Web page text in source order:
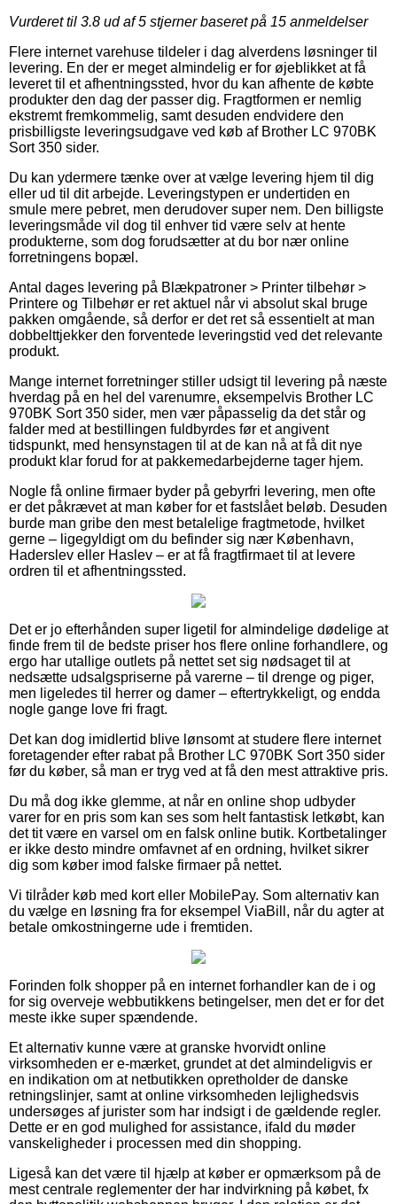
Vurderet til 3.8 ud af 5 stjerner baseret på 15 anmeldelser
Flere internet varehuse tildeler i dag alverdens løsninger til
levering. En der er meget almindelig er for øjeblikket at få
leveret til et afhentningssted, hvor du kan afhente de købte
produkter den dag der passer dig. Fragtformen er nemlig
ekstremt fremkommelig, samt desuden endvidere den
prisbilligste leveringsudgave ved køb af Brother LC 970BK
Sort 350 sider.
Du kan ydermere tænke over at vælge levering hjem til dig
eller ud til dit arbejde. Leveringstypen er undertiden en
smule mere pebret, men derudover super nem. Den billigste
leveringsmåde vil dog til enhver tid være selv at hente
produkterne, som dog forudsætter at du bor nær online
forretningens bopæl.
Antal dages levering på Blækpatroner > Printer tilbehør >
Printere og Tilbehør er ret aktuel når vi absolut skal bruge
pakken omgående, så derfor er det ret så essentielt at man
dobbelttjekker den forventede leveringstid ved det relevante
produkt.
Mange internet forretninger stiller udsigt til levering på næste
hverdag på en hel del varenumre, eksempelvis Brother LC
970BK Sort 350 sider, men vær påpasselig da det står og
falder med at bestillingen fuldbyrdes før et angivent
tidspunkt, med hensynstagen til at de kan nå at få dit nye
produkt klar forud for at pakkemedarbejderne tager hjem.
Nogle få online firmaer byder på gebyrfri levering, men ofte
er det påkrævet at man køber for et fastslået beløb. Desuden
burde man gribe den mest betalelige fragtmetode, hvilket
gerne – ligegyldigt om du befinder sig nær København,
Haderslev eller Haslev – er at få fragtfirmaet til at levere
ordren til et afhentningssted.
Det er jo efterhånden super ligetil for almindelige dødelige at
finde frem til de bedste priser hos flere online forhandlere, og
ergo har utallige outlets på nettet set sig nødsaget til at
nedsætte udsalgspriserne på varerne – til drenge og piger,
men ligeledes til herrer og damer – eftertrykkeligt, og endda
nogle gange love fri fragt.
Det kan dog imidlertid blive lønsomt at studere flere internet
foretagender efter rabat på Brother LC 970BK Sort 350 sider
før du køber, så man er tryg ved at få den mest attraktive pris.
Du må dog ikke glemme, at når en online shop udbyder
varer for en pris som kan ses som helt fantastisk letkøbt, kan
det tit være en varsel om en falsk online butik. Kortbetalinger
er ikke desto mindre omfavnet af en ordning, hvilket sikrer
dig som køber imod falske firmaer på nettet.
Vi tilråder køb med kort eller MobilePay. Som alternativ kan
du vælge en løsning fra for eksempel ViaBill, når du agter at
betale omkostningerne ude i fremtiden.
Forinden folk shopper på en internet forhandler kan de i og
for sig overveje webbutikkens betingelser, men det er for det
meste ikke super spændende.
Et alternativ kunne være at granske hvorvidt online
virksomheden er e-mærket, grundet at det almindeligvis er
en indikation om at netbutikken opretholder de danske
retningslinjer, samt at online virksomheden lejlighedsvis
undersøges af jurister som har indsigt i de gældende regler.
Dette er en god mulighed for assistance, ifald du møder
vanskeligheder i processen med din shopping.
Ligeså kan det være til hjælp at køber er opmærksom på de
mest centrale reglementer der har indvirkning på købet, fx